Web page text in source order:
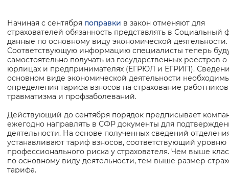
Монохромный Инверсивный
Синий фон
Изображения
Включены Выключены
Звуковой ассистент
Воспроизвести Остановить
Основная
информация
Начиная с сентября поправки в закон отменяют для
страхователей обязанность представлять в Социальный
данные по основному виду экономической деятельности.
Соответствующую информацию специалисты теперь
самостоятельно получать из государственных реестров о
юрлицах и предпринимателях (ЕГРЮЛ и ЕГРИП).
основном виде экономической деятельности
определения тарифа взносов на страхование
травматизма и профзаболеваний.
Действующий до сентября порядок предписывает
ежегодно направлять в СФР документы для
деятельности. На основе полученных сведений
устанавливают тариф взносов, соответствующий уровню
профессионального риска у страхователя. Чем выше
по основному виду деятельности, тем выше размер
тарифа.